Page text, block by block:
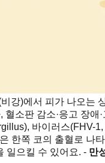
강)에서 피가 나오는
혈소판 감소·응고 장
바이러스(FHV-
한쪽 코의 출혈로 나
일으킬 수 있어요. - 만